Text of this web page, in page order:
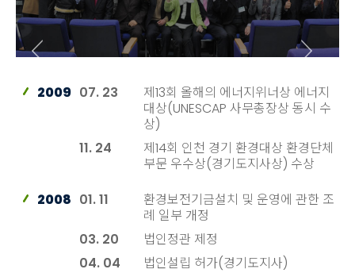
2009 07. 23
제13회 올해의 에너지위너상 에너지
대상(UNESCAP 사무총장상 동시 수
상)
11. 24
제14회 인천 경기 환경대상 환경단체
부문 우수상(경기도지사상) 수상
2008 01. 11
환경보전기금설치 및 운영에 관한 조
례 일부 개정
03. 20
법인정관 제정
04. 04
법인설립 허가(경기도지사)